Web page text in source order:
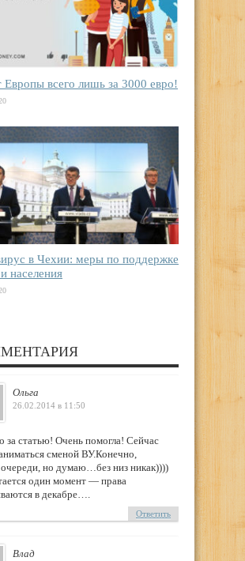
Европы всего лишь за 3000 евро!
в Чехии: меры по поддержке
населения
Ольга
26.02.2014 в 11:50
за статью! Очень помогла! Сейчас
сменой ВУ.Конечно,
но думаю…без низ никак))))
один момент — права
в декабре….
Ответить
Влад